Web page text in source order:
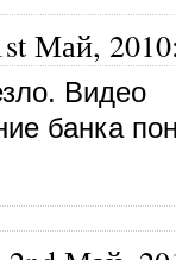
Май, 2010
Видео
банка